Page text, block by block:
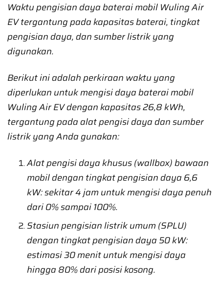
Waktu pengisian daya baterai mobil Wuling Air
EV tergantung pada kapasitas baterai, tingkat
pengisian daya, dan sumber listrik yang
digunakan.
Berikut ini adalah perkiraan waktu yang
diperlukan untuk mengisi daya baterai mobil
Wuling Air EV dengan kapasitas 26,8 kWh,
tergantung pada alat pengisi daya dan sumber
listrik yang Anda gunakan:
Alat pengisi daya khusus (wallbox) bawaan
mobil dengan tingkat pengisian daya 6,6
kW: sekitar 4 jam untuk mengisi daya penuh
dari 0% sampai 100%.
Stasiun pengisian listrik umum (SPLU)
dengan tingkat pengisian daya 50 kW:
estimasi 30 menit untuk mengisi daya
hingga 80% dari posisi kosong.